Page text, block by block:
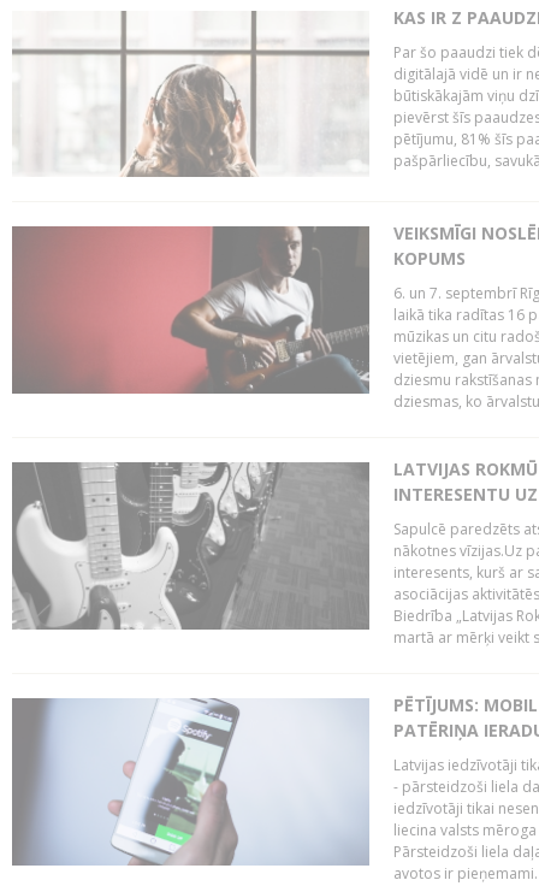
KAS IR Z
Par šo paaudzi tiek
digitālajā vidē un ir
būtiskākajām viņu
pievērst šīs
pētījumu, 81% šīs
pašpārliecību,
VEIKSMĪGI
KOPUMS
6. un 7. septembrī
laikā tika radītas 16
mūzikas un citu
vietējiem, gan
dziesmu
dziesmas, ko
LATVIJAS
INTERESENTU
Sapulcē paredzēts
nākotnes vīzijas.Uz
interesents, kurš ar
asociācijas
Biedrība „Latvijas
martā ar mērķi veikt
PĒTĪJUMS:
PATĒRIŅA
Latvijas iedzīvotāji
- pārsteidzoši liela
iedzīvotāji tikai
liecina valsts
Pārsteidzoši liela
avotos ir